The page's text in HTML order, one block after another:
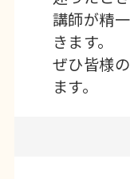
講師が精
きます。
ぜひ皆様
ます。